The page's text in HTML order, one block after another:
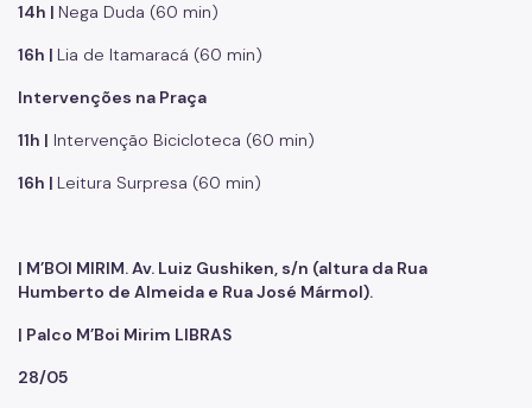
14h | Nega Duda (60 min)
16h | Lia de Itamaracá (60 min)
Intervenções na Praça
11h | Intervenção Bicicloteca (60 min)
16h | Leitura Surpresa (60 min)
| M’BOI MIRIM. Av. Luiz Gushiken, s/n (altura da Rua
Humberto de Almeida e Rua José Mármol).
| Palco M’Boi Mirim LIBRAS
28/05